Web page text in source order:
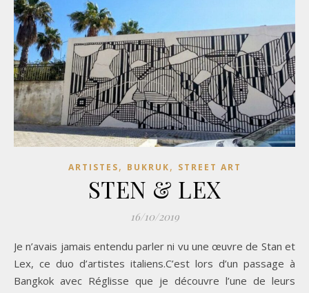
ARTISTES, BUKRUK, STREET ART
STEN & LEX
16/10/2019
Je n’avais jamais entendu parler ni vu une œuvre de Stan et
Lex, ce duo d’artistes italiens.C’est lors d’un passage à
Bangkok avec Réglisse que je découvre l’une de leurs